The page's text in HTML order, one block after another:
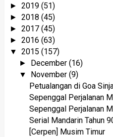
► 2019 (51)
► 2018 (45)
► 2017 (45)
► 2016 (63)
▼ 2015 (157)
► December(16)
▼ November(9)
Petualangan di Goa
Sepenggal Perjalanan
Sepenggal Perjalanan
Serial Mandarin Tahun
[Cerpen] Musim Timur